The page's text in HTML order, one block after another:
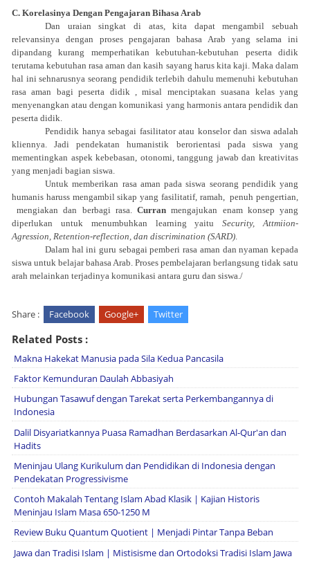
C. Korelasinya Dengan Pengajaran Bihasa Arab
Dan uraian singkat di atas, kita dapat mengambil sebuah
relevansinya dengan proses pengajaran bahasa Arab yang selama ini
dipandang kurang memperhatikan kebutuhan-kebutuhan peserta didik
terutama kebutuhan rasa aman dan kasih sayang harus kita kaji. Maka dalam
hal ini sehnarusnya seorang pendidik terlebih dahulu memenuhi kebutuhan
rasa aman bagi peserta didik , misal menciptakan suasana kelas yang
menyenangkan atau dengan komunikasi yang harmonis antara pendidik dan
peserta didik.
Pendidik hanya sebagai fasilitator atau konselor dan siswa adalah
kliennya. Jadi pendekatan humanistik berorientasi pada siswa yang
mementingkan aspek kebebasan, otonomi, tanggung jawab dan kreativitas
yang menjadi bagian siswa.
Untuk memberikan rasa aman pada siswa seorang pendidik yang
humanis haruss mengambil sikap yang fasilitatif, ramah,
penuh pengertian,
mengiakan dan berbagi rasa.Curran mengajukan enam konsep yang
diperlukan untuk menumbuhkan learning yaituSecurity, Attmiion-
Agression, Retention-reflection, dan discrimination (SARD)
Dalam hal ini guru sebagai pemberi rasa aman dan nyaman kepada
siswa untuk belajar bahasa Arab. Proses pembelajaran berlangsung tidak satu
arah melainkan terjadinya komunikasi antara guru dan siswa./
Share : Facebook Google+ Twitter
Related Posts :
Makna Hakekat Manusia pada Sila Kedua Pancasila
Faktor Kemunduran Daulah Abbasiyah
Hubungan Tasawuf dengan Tarekat serta Perkembangannya di
Indonesia
Dalil Disyariatkannya Puasa Ramadhan Berdasarkan Al-Qur'an dan
Hadits
Meninjau Ulang Kurikulum dan Pendidikan di Indonesia dengan
Pendekatan Progressivisme
Contoh Makalah Tentang Islam Abad Klasik | Kajian Historis
Meninjau Islam Masa 650-1250 M
Review Buku Quantum Quotient | Menjadi Pintar Tanpa Beban
Jawa dan Tradisi Islam | Mistisisme dan Ortodoksi Tradisi Islam Jawa